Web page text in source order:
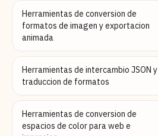
Herramientas de conversion de
formatos de imagen y exportacion
animada
Herramientas de intercambio JSON y
traduccion de formatos
Herramientas de conversion de
espacios de color para web e